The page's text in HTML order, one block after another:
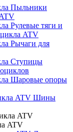
Пыльники
Рулевые тяги и
ATV
Рычаги для
Ступицы
Шаровые опоры
Шины
ATV
ATV